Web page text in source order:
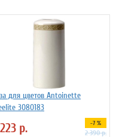
для цветов Antoinette
3080183
р. -7 %
2 390р.